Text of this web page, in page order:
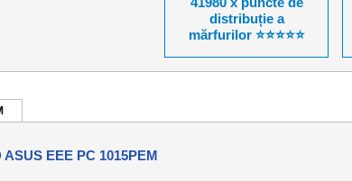
distribuție a
mărfurilor ⭐⭐⭐⭐⭐
EEE PC 1015PEM